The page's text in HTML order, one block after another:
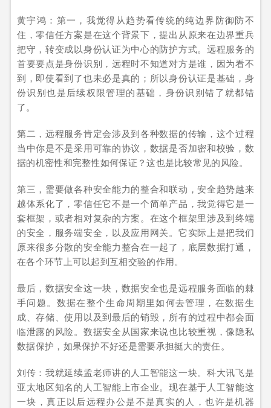
黄宇鸿：第一，我觉得从趋势看传统的纯边界防御防不
住，零信任方案是在这个背景下，提出从原来在边界重兵
把守，转变成以身份认证为中心的防护方式。远程服务的
首要要点是身份识别，远程时不知道对方是谁，因为看不
到，即使看到了也未必是真的；所以身份认证是基础，身
份识别也是后续权限管理的基础，身份识别错了就都错
了。
第二，远程服务肯定会涉及到各种数据的传输，这个过程
当中你是不是采用可靠的协议，数据是否加密和校验，数
据的机密性和完整性如何保证？这也是比较常见的风险。
第三，需要做各种安全能力的整合和联动，安全趋势越来
越体系化了，零信任它不是一个简单产品，我觉得它是一
套框架，或者相对复杂的方案。在这个框架里涉及到终端
的安全，服务端安全，以及应用网关。它实际上是把我们
原来很多分散的安全能力整合在一起了，底层数据打通，
在各个环节上可以起到互相交验的作用。
最后，数据安全这一块，数据安全也是远程服务面临的棘
手问题。数据在整个生命周期里如何去管理，在数据生
成、存储、使用以及到最后的销毁，所有的过程中都会面
临泄露的风险。数据安全从国家来说也比较重视，像隐私
数据保护，如果保护不好还是需要承担挺大的责任。
刘传：我就延续孟老师讲的人工智能这一块。科大讯飞是
亚太地区知名的人工智能上市企业。现在基于人工智能这
一块，真正以后远程办公是不是真实的人，也许是机器